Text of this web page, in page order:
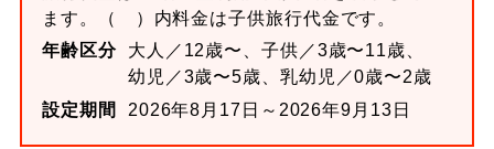
ます。
（ ）内料金は子供旅行代金です。
年齢区分
大人／12歳〜、子供／3歳〜11歳、
幼児／3歳〜5歳、乳幼児／0歳〜2歳
設定期間
2026年8月17日～2026年9月13日